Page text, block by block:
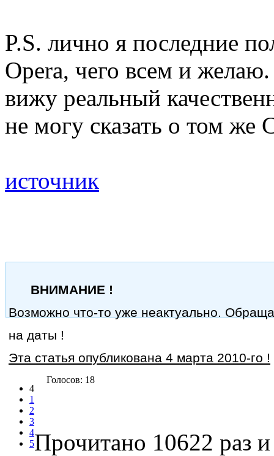
P.S. лично я последние
Opera, чего всем и
вижу реальный
не могу сказать о том же
источник
ВНИМАНИЕ !
Возможно что-то уже неактуально.
на даты !
Эта статья опубликована 4 марта 2010-го !
4
1
2
3
4
5
Голосов: 18
Прочитано 10622 раз